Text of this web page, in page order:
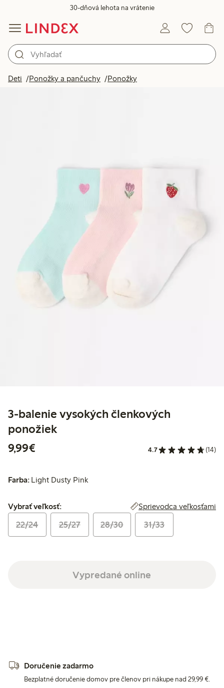
30-dňová lehota na vrátenie
Deti Ponožky a pančuchy Ponožky
3-balenie vysokých členkových
ponožiek
9,99€
4.7 (14)
Farba: Light Dusty Pink
Vybrať veľkosť:
Vybrať veľkosť: Sprievodca veľkosťami
22/24 25/27 28/30 31/33
Vypredané online
Doručenie zadarmo
Bezplatné doručenie domov pre členov pri nákupe nad 29,99 €.